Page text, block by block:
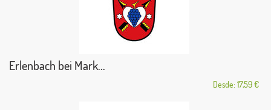
Erlenbach bei Mark...
Desde: 17,59 €